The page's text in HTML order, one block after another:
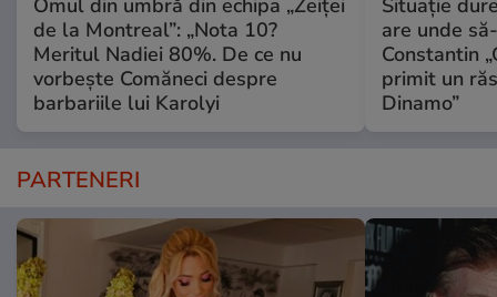
Omul din umbră din echipa „Zeiței
de la Montreal”: „Nota 10?
Meritul Nadiei 80%. De ce nu
vorbește Comăneci despre
barbariile lui Karolyi
Situație
are unde
Constantin
primit un
Dinamo”
PARTENERI